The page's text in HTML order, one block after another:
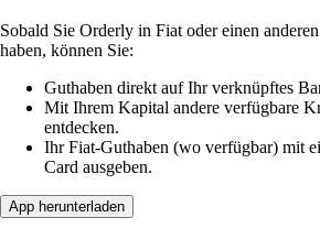
Sobald Sie Orderly in Fiat oder einen
haben, können Sie:
Guthaben direkt auf Ihr verknüpftes
Mit Ihrem Kapital andere verfügbare
entdecken.
Ihr Fiat-Guthaben (wo verfügbar) mit
Card ausgeben.
App herunterladen